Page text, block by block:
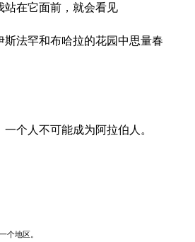
站在它面前，就会看见
斯法罕和布哈拉的花园中思量春
个人不可能成为阿拉伯人。
个地区。